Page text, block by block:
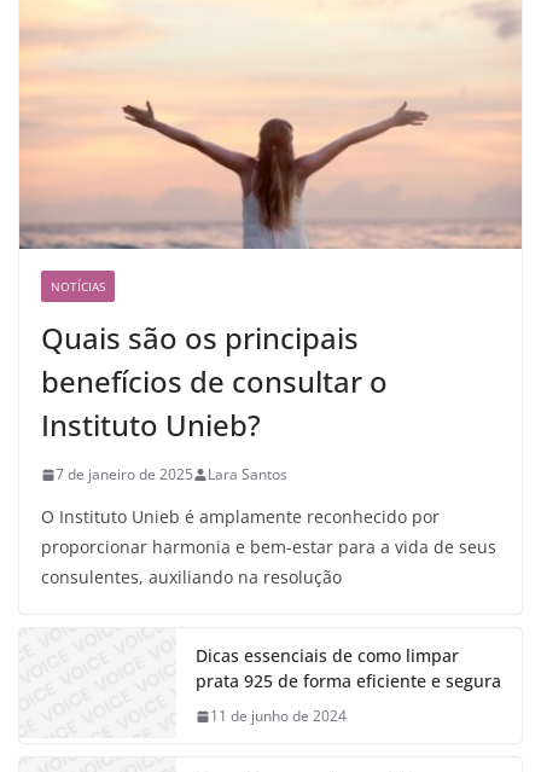
NOTÍCIAS
Quais são os principais
benefícios de consultar o
Instituto Unieb?
7 de janeiro de 2025 Lara Santos
O Instituto Unieb é amplamente reconhecido por
proporcionar harmonia e bem-estar para a vida de seus
consulentes, auxiliando na resolução
Dicas essenciais de como limpar
prata 925 de forma eficiente e segura
11 de junho de 2024